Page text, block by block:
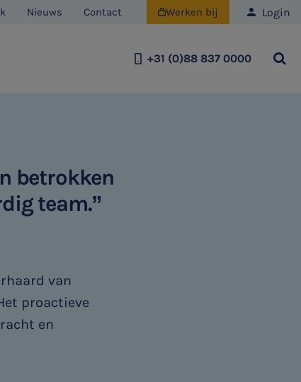
Nieuws Contact Werken bij Login
+31 (0)88 837 0000 
betrokken
team.”
van
proactieve
en